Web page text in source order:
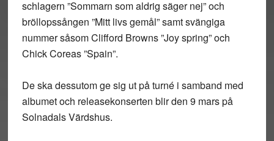
schlagern ”Sommarn som aldrig säger nej” och
bröllopssången ”Mitt livs gemål” samt svängiga
nummer såsom Clifford Browns ”Joy spring” och
Chick Coreas ”Spain”.
De ska dessutom ge sig ut på turné i samband med
albumet och releasekonserten blir den 9 mars på
Solnadals Värdshus.